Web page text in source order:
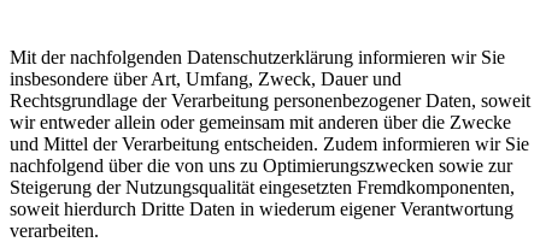
Mit der nachfolgenden Datenschutzerklärung informieren wir Sie
insbesondere über Art, Umfang, Zweck, Dauer und
Rechtsgrundlage der Verarbeitung personenbezogener Daten, soweit
wir entweder allein oder gemeinsam mit anderen über die Zwecke
und Mittel der Verarbeitung entscheiden. Zudem informieren wir Sie
nachfolgend über die von uns zu Optimierungszwecken sowie zur
Steigerung der Nutzungsqualität eingesetzten Fremdkomponenten,
soweit hierdurch Dritte Daten in wiederum eigener Verantwortung
verarbeiten.